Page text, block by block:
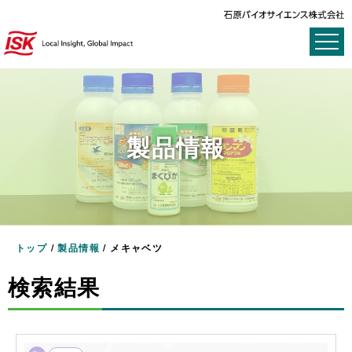
製品情報
トップ /製品情報 / メキャベツ
検索結果